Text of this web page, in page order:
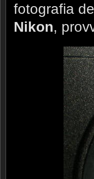
fotografia
Nikon,